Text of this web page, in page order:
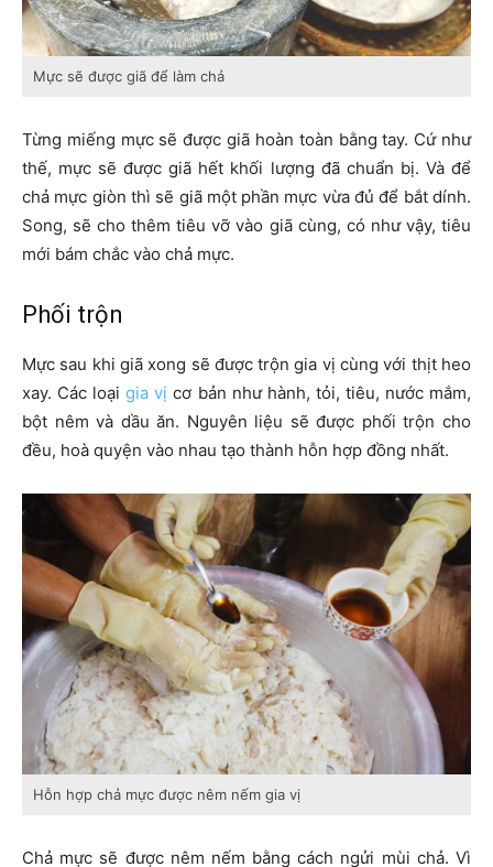
Mực sẽ được giã để làm chả
Từng miếng mực sẽ được giã hoàn toàn bằng tay. Cứ như
thế, mực sẽ được giã hết khối lượng đã chuẩn bị. Và để
chả mực giòn thì sẽ giã một phần mực vừa đủ để bắt dính.
Song, sẽ cho thêm tiêu vỡ vào giã cùng, có như vậy, tiêu
mới bám chắc vào chả mực.
Phối trộn
Mực sau khi giã xong sẽ được trộn gia vị cùng với thịt heo
xay. Các loạigia vị cơ bản như hành, tỏi, tiêu, nước mắm,
bột nêm và dầu ăn. Nguyên liệu sẽ được phối trộn cho
đều, hoà quyện vào nhau tạo thành hỗn hợp đồng nhất.
Hỗn hợp chả mực được nêm nếm gia vị
Chả mực sẽ được nêm nếm bằng cách ngửi mùi chả. Vì